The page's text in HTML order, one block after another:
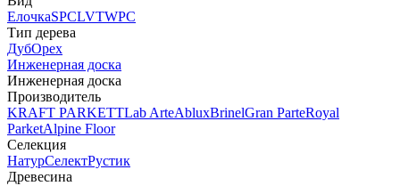
ЕлочкаSPCLVTWPC
Тип дерева
ДубОрех
Инженерная доска
Инженерная доска
Производитель
KRAFT PARKETTLab ArteAbluxBrinelGran ParteRoyal
ParketAlpine Floor
Селекция
НатурСелектРустик
Древесина